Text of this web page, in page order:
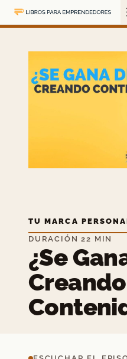
Saltar
al
TU MARCA
DURACIÓN 22 MIN
¿Se
Creando